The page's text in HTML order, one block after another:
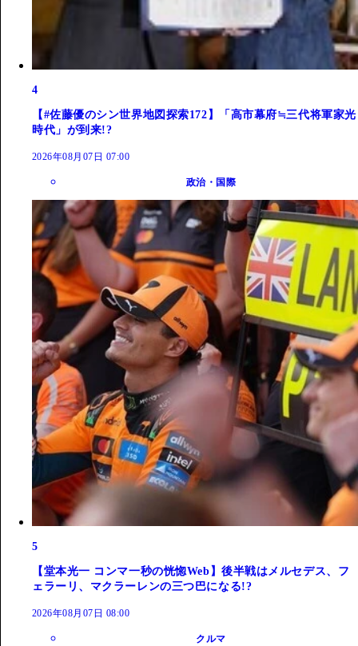
4
【#佐藤優のシン世界地図探索172】「高市幕府≒三代将軍家光
時代」が到来!?
2026年08月07日 07:00
政治・国際
5
【堂本光一 コンマ一秒の恍惚Web】後半戦はメルセデス、フ
ェラーリ、マクラーレンの三つ巴になる!?
2026年08月07日 08:00
クルマ